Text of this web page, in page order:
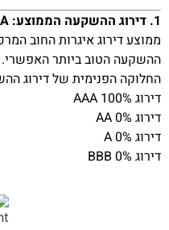
1. דירוג ההשקעה הממוצע: AAA
ההשקעה הטוב ביותר האפשרי.
החלוקה הפנימית של דירוג
דירוג AAA 100%
דירוג AA 0%
דירוג A 0%
דירוג BBB 0%